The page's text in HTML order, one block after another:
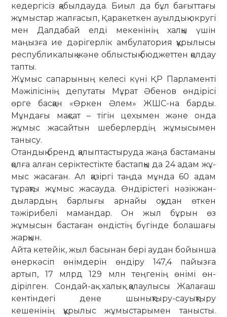
кедергісіз қабыл­дауда. Биыл да бұл бағыттағы
жұмыстар жал­ғасып, Қаракеткен ауылдық округі
мен Дал­­дабай елді мекенінің халқы үшін
маңызға ие дәрігерлік амбулатория құрылысы
респуб­ликалық және облыстық бюджеттен қолдау
тапты.
Жұмыс сапарының келесі күні ҚР Пар­ла­менті
Мәжілісінің депутаты Мұрат Әбенов өндірісі
өрге басқан «Өркен Әлем» ЖШС-на барды.
Мұндағы мақсат – тігін це­хымен және онда
жұмыс жасайтын шебер­лер­дің жұмысымен
танысу.
Отандық бренд қалыптастыруда жаңа бастаманы
қолға ал­ған серіктестікте бас­тапқы да 24 адам жұ­
мыс жасаған. Ал қазіргі таңда мұнда 60 адам
тұрақты жұмыс жасауда. Өндірістегі нәзік­жан­
дылардың барлығы ар­найы оқудан өткен
тәжірибелі мамандар. Он жыл бұрын өз
жұмысын бастаған өндістің бүгінде болашағы
жарқын.
Айта кетейік, жыл басынан бері аудан бо­йын­­ша
өнеркәсіп өнімдерін өндіру 147,4 па­йызға
артып, 17 млрд 129 млн теңгенің өнімі өн­
дірілген. Сондай-ақ халық қалаулысы Жа­ла­ғаш
кентіндегі дене шынықтыру-сауық­ты­ру
кешенінің құрылыс жұмыстарымен та­нысты.